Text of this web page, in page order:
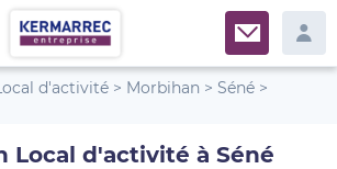
d'activité > Morbihan > Séné >
Local d'activité à Séné